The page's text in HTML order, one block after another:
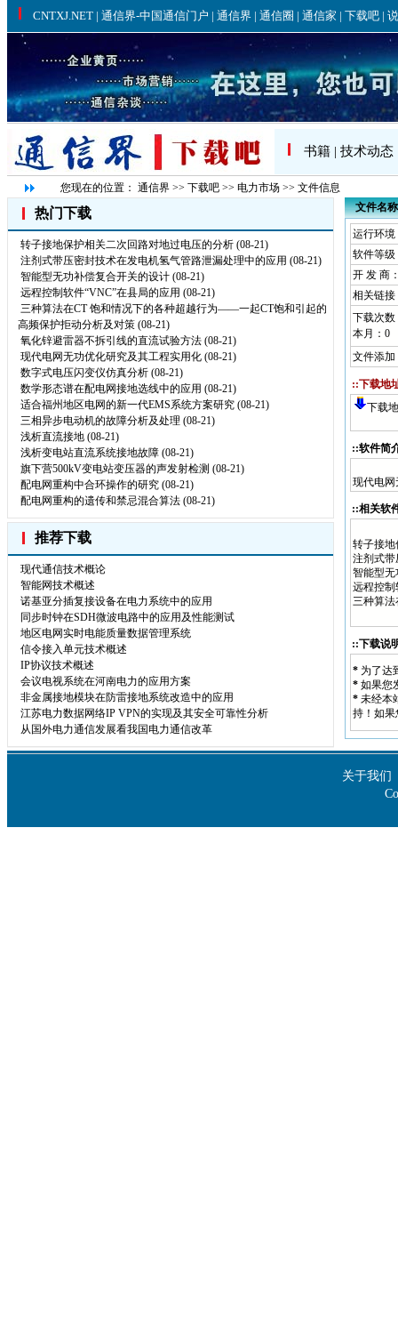
书籍 | 技术动态
您现在的位置： 通信界 >> 下载吧 >> 电力市场 >> 文件信息
热门下载
转子接地保护相关二次回路对地过电压的分析 (08-21)
注剂式带压密封技术在发电机氢气管路泄漏处理中的应用 (08-21)
智能型无功补偿复合开关的设计 (08-21)
远程控制软件“VNC”在县局的应用 (08-21)
三种算法在CT 饱和情况下的各种超越行为——一起CT饱和引起的
高频保护拒动分析及对策 (08-21)
氧化锌避雷器不拆引线的直流试验方法 (08-21)
现代电网无功优化研究及其工程实用化 (08-21)
数字式电压闪变仪仿真分析 (08-21)
数学形态谱在配电网接地选线中的应用 (08-21)
适合福州地区电网的新一代EMS系统方案研究 (08-21)
三相异步电动机的故障分析及处理 (08-21)
浅析直流接地 (08-21)
浅析变电站直流系统接地故障 (08-21)
旗下营500kV变电站变压器的声发射检测 (08-21)
配电网重构中合环操作的研究 (08-21)
配电网重构的遗传和禁忌混合算法 (08-21)
推荐下载
现代通信技术概论
智能网技术概述
诺基亚分插复接设备在电力系统中的应用
同步时钟在SDH微波电路中的应用及性能测试
地区电网实时电能质量数据管理系统
信令接入单元技术概述
IP协议技术概述
会议电视系统在河南电力的应用方案
非金属接地模块在防雷接地系统改造中的应用
江苏电力数据网络IP VPN的实现及其安全可靠性分析
从国外电力通信发展看我国电力通信改革
文件名
运行环境
软件等
开 发 商
相关链
下载次数
本月： 0
文件添
::下载地
下载
::软件简
现代电网
::相关软
转子接地
注剂式带
智能型无
远程控制
三种算
::下载说
* 为了达
* 如果您
* 未经本
持！如果